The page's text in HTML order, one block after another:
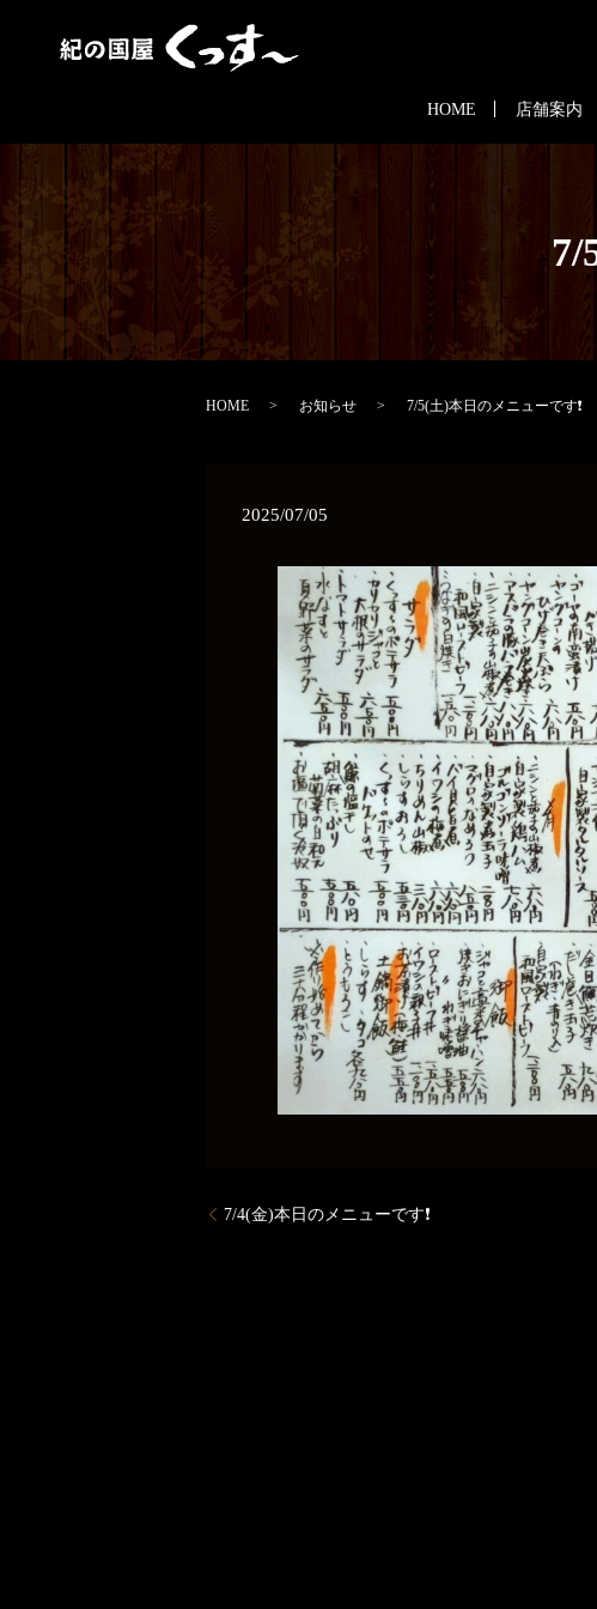
HOME 店舗案内
7/
HOME お知らせ 7/5(土)本日のメニューです❗️
2025/07/05
7/4(金)本日のメニューです❗️